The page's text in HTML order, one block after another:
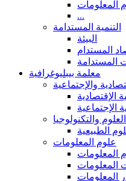
المعلومات
...
التنمية المستدامة
البيئة
المستدام
المستدامة
معلمة بيبليوغرافية
والإجتماعية
الإقتصادية
الإجتماعية
العلوم والتكنولوجيا
الطبيعية
علوم المعلومات
المعلومات
المعلومات